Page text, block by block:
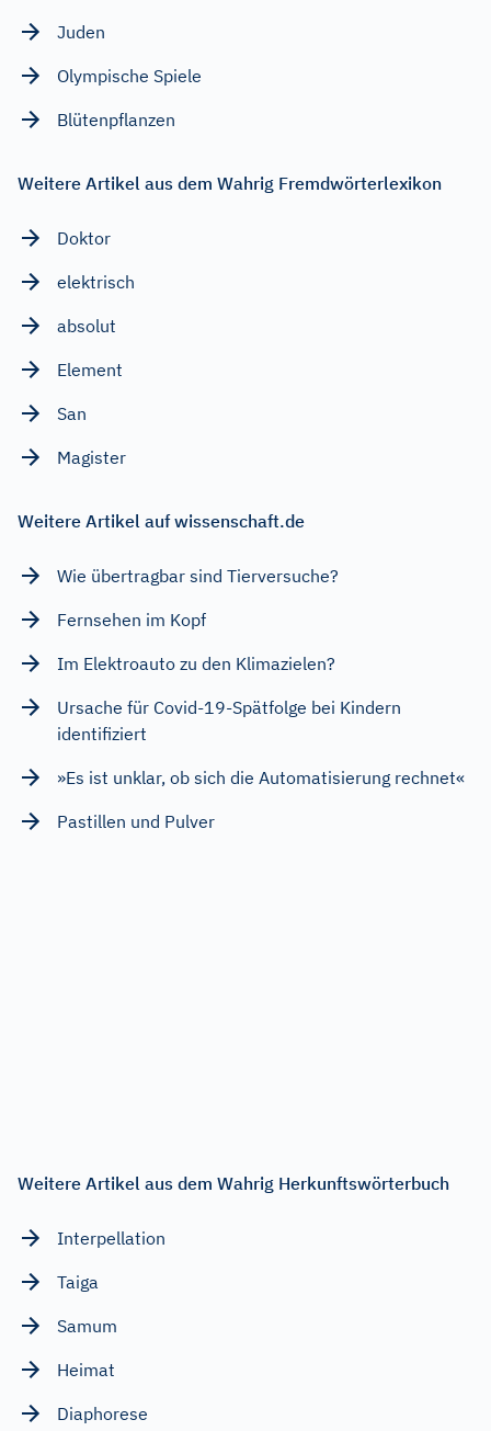
Juden
Olympische Spiele
Blütenpflanzen
Weitere Artikel aus dem Wahrig Fremdwörterlexikon
Doktor
elektrisch
absolut
Element
San
Magister
Weitere Artikel auf wissenschaft.de
Wie übertragbar sind Tierversuche?
Fernsehen im Kopf
Im Elektroauto zu den Klimazielen?
Ursache für Covid-19-Spätfolge bei Kindern
identifiziert
»Es ist unklar, ob sich die Automatisierung rechnet«
Pastillen und Pulver
Weitere Artikel aus dem Wahrig Herkunftswörterbuch
Interpellation
Taiga
Samum
Heimat
Diaphorese